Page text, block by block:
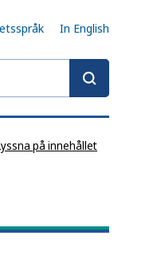
In English
på innehållet